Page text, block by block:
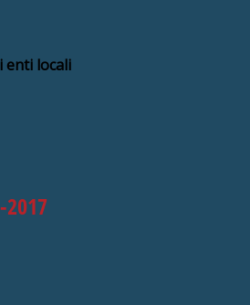
enti locali
2017